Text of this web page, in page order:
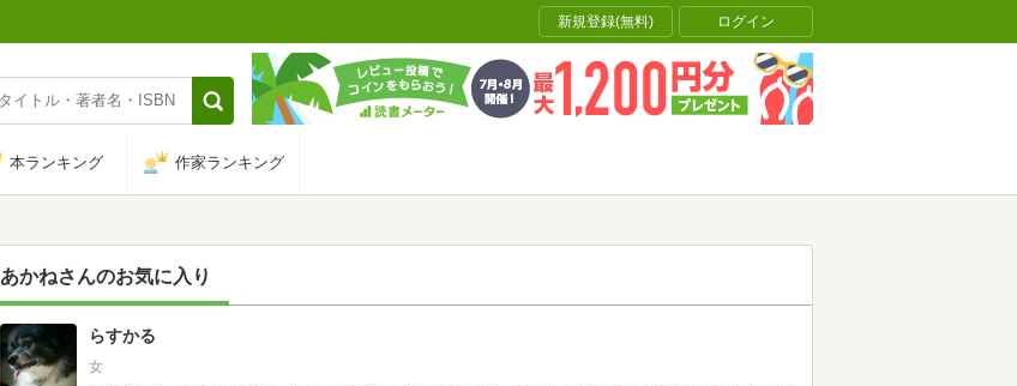
新規登録(無料) ログイン
本ランキング 作家ランキング
あかねさんのお気に入り
34 らすかる
女